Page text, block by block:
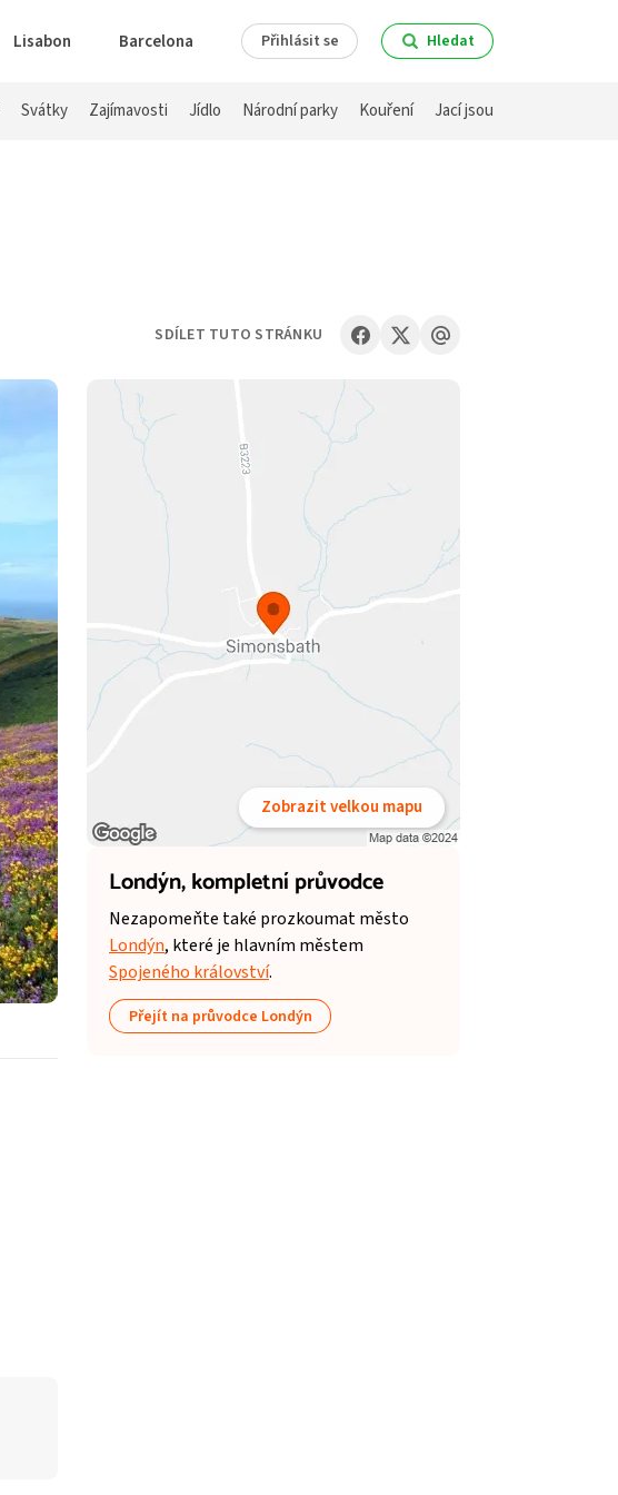
Lisabon Barcelona Přihlásit se Hledat
Svátky Zajímavosti Jídlo Národní parky Kouření Jací jsou
Zobrazit velkou mapu
Londýn,kompletní průvodce
Nezapomeňte také prozkoumat město
Londýn, které je hlavním městem
Spojeného království.
Přejít na průvodce Londýn
SDÍLET TUTO STRÁNKU